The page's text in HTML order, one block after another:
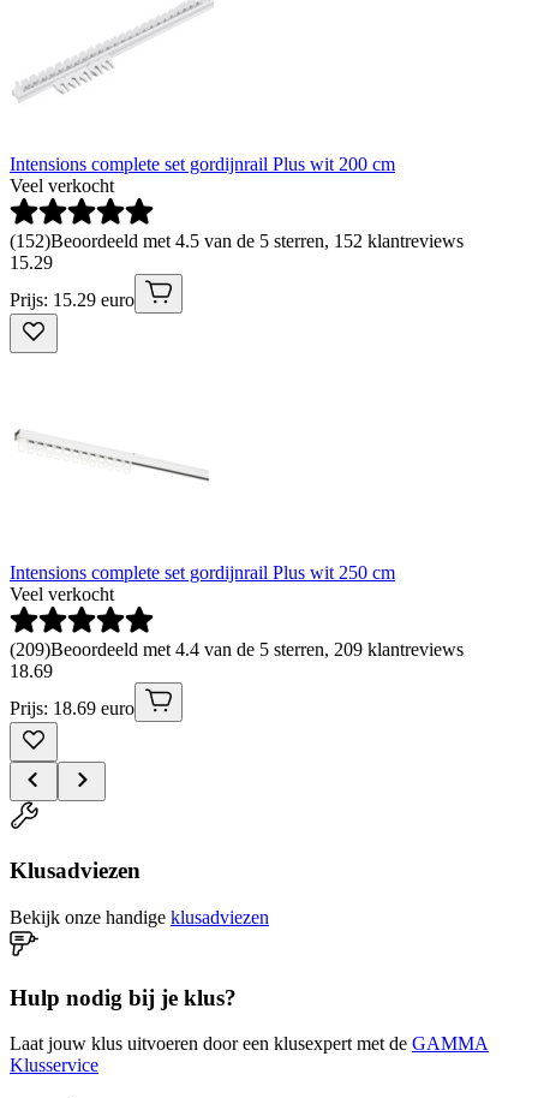
Intensions complete set gordijnrail Plus wit 200 cm
Veel verkocht
(152)Beoordeeld met 4.5 van de 5 sterren, 152 klantreviews
15.29
Prijs: 15.29 euro
Intensions complete set gordijnrail Plus wit 250 cm
Veel verkocht
(209)Beoordeeld met 4.4 van de 5 sterren, 209 klantreviews
18.69
Prijs: 18.69 euro
Klusadviezen
Bekijk onze handige klusadviezen
Hulp nodig bij je klus?
Laat jouw klus uitvoeren door een klusexpert met de GAMMA
Klusservice